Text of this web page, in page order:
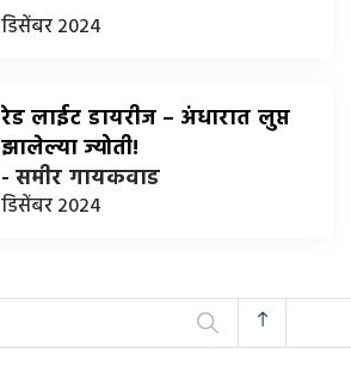
डिसेंबर 2024
रेड लाईट डायरीज – अंधारात लुप्त
झालेल्या ज्योती!
-समीर गायकवाड
डिसेंबर 2024